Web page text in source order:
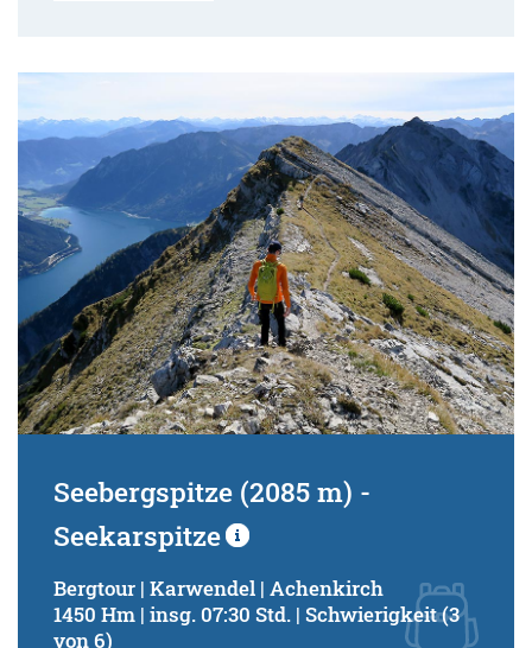
Seebergspitze (2085 m) -
Seekarspitze
Bergtour | Karwendel | Achenkirch
1450 Hm | insg. 07:30 Std. | Schwierigkeit (3
von 6)